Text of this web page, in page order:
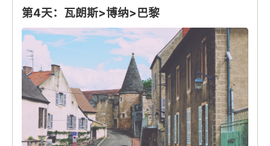
第4天：瓦朗斯>博纳>巴黎